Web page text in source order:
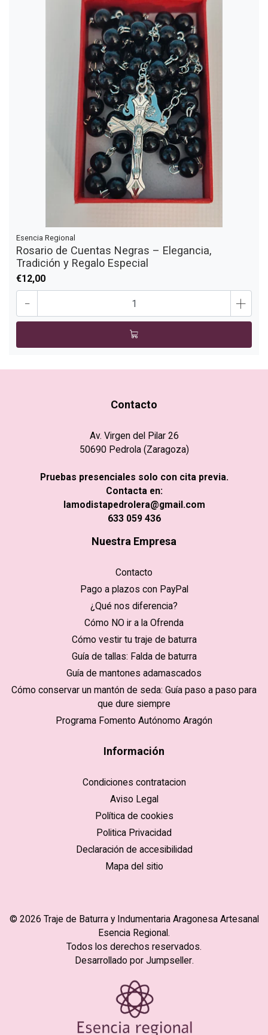
Esencia Regional
Rosario de Cuentas Negras – Elegancia,
Tradición y Regalo Especial
€12,00
- +
Contacto
Av. Virgen del Pilar 26
50690 Pedrola (Zaragoza)
Pruebas presenciales solo con cita previa.
Contacta en:
lamodistapedrolera@gmail.com
633 059 436
Nuestra Empresa
Contacto
Pago a plazos con PayPal
¿Qué nos diferencia?
Cómo NO ir a la Ofrenda
Cómo vestir tu traje de baturra
Guía de tallas: Falda de baturra
Guía de mantones adamascados
Cómo conservar un mantón de seda: Guía paso a paso para
que dure siempre
Programa Fomento Autónomo Aragón
Información
Condiciones contratacion
Aviso Legal
Política de cookies
Politica Privacidad
Declaración de accesibilidad
Mapa del sitio
© 2026 Traje de Baturra y Indumentaria Aragonesa Artesanal
Esencia Regional.
Todos los derechos reservados.
Desarrollado por Jumpseller.